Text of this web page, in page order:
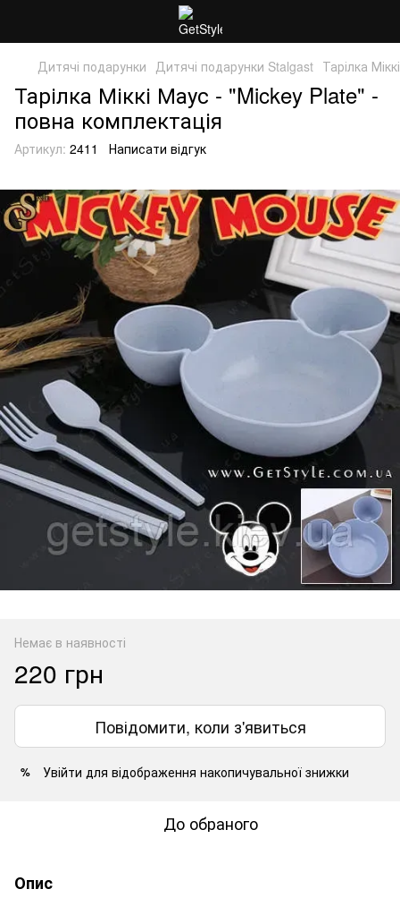
Дитячі подарунки Дитячі подарунки Stalgast Тарілка
Тарілка Міккі Маус - "Mickey Plate" -
повна комплектація
Артикул: 2411 Написати відгук
Немає в наявності
220 грн
Повідомити, коли з'явиться
% Увійти для відображення накопичувальної знижки
До обраного
Опис